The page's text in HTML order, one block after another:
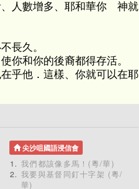
人數增多、耶和華你 神就
長久。
你和你的後裔都得存活。
乎他．這樣、你就可以在耶
尖沙咀國語浸信會
我們都該像多馬！(粵/華)
我要與基督同釘十字架 (粵/
華)